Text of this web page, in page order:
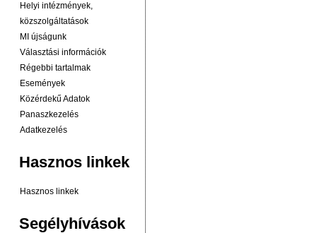
Helyi intézmények,
közszolgáltatások
MI újságunk
Választási információk
Régebbi tartalmak
Események
Közérdekű Adatok
Panaszkezelés
Adatkezelés
Hasznos linkek
Hasznos linkek
Segélyhívások